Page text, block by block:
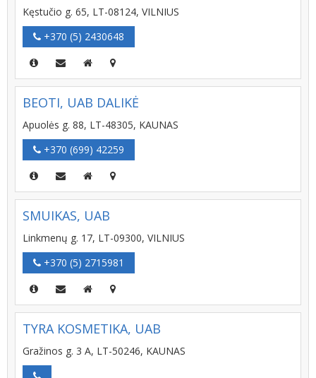
Kęstučio g. 65, LT-08124, VILNIUS
+370 (5) 2430648
BEOTI, UAB DALIKĖ
Apuolės g. 88, LT-48305, KAUNAS
+370 (699) 42259
SMUIKAS, UAB
Linkmenų g. 17, LT-09300, VILNIUS
+370 (5) 2715981
TYRA KOSMETIKA, UAB
Gražinos g. 3 A, LT-50246, KAUNAS